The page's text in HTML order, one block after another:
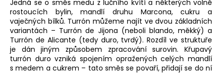
Jedná se o směs medu z lučního kvítí a některých volně
rostoucích bylin, mandlí druhu Marcona, cukru a
vaječných bílků. Turrón můžeme najít ve dvou základních
variantách – Turrón de Jijona (neboli blando, měkký) a
Turrón de Alicante (tedy duro, tvrdý). Rozdíl ve struktuře
je dán jiným způsobem zpracování surovin. Křupavý
turrón duro vzniká spojením opražených celých mandlí
s medem a cukrem – tato směs se povaří, přidají se do ní
D
o
p
o